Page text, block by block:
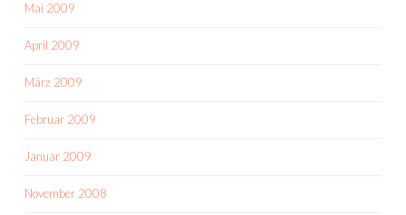
Mai 2009
April 2009
März 2009
Februar 2009
Januar 2009
November 2008